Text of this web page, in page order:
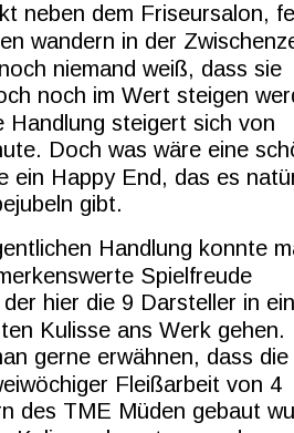
neben dem Friseursalon,
wandern in der
niemand weiß, dass sie
noch im Wert steigen
Handlung steigert sich von
Doch was wäre eine
ein Happy End, das es
gibt.
Handlung konnte
Spielfreude
hier die 9 Darsteller in
Kulisse ans Werk gehen.
gerne erwähnen, dass die
Fleißarbeit von 4
des TME Müden gebaut